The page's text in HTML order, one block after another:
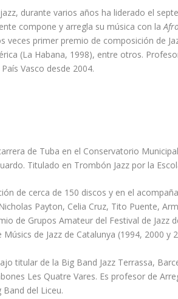
durante varios años ha liderado el
compone y arregla su música con la
veces primer premio de composición de
(La Habana, 1998), entre otros.
Vasco desde 2004.
de Tuba en el Conservatorio
Titulado en Trombón Jazz por la
de cerca de 150 discos y en el
Payton, Celia Cruz, Tito Puente,
de Grupos Amateur del Festival de Jazz
de Jazz de Catalunya (1994, 2000 y
titular de la Big Band Jazz Terrassa,
Les Quatre Vares. Es profesor de
del Liceu.